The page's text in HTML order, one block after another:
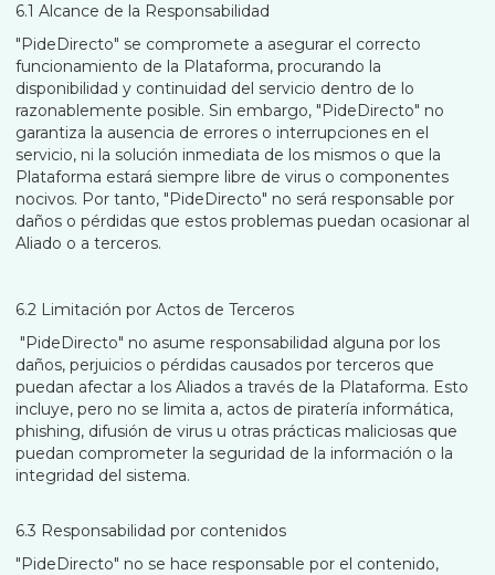
6.1 Alcance de la Responsabilidad
"PideDirecto" se compromete a asegurar el correcto
funcionamiento de la Plataforma, procurando la
disponibilidad y continuidad del servicio dentro de lo
razonablemente posible. Sin embargo, "PideDirecto" no
garantiza la ausencia de errores o interrupciones en el
servicio, ni la solución inmediata de los mismos o que la
Plataforma estará siempre libre de virus o componentes
nocivos. Por tanto, "PideDirecto" no será responsable por
daños o pérdidas que estos problemas puedan ocasionar al
Aliado o a terceros.
6.2 Limitación por Actos de Terceros
"PideDirecto" no asume responsabilidad alguna por los
daños, perjuicios o pérdidas causados por terceros que
puedan afectar a los Aliados a través de la Plataforma. Esto
incluye, pero no se limita a, actos de piratería informática,
phishing, difusión de virus u otras prácticas maliciosas que
puedan comprometer la seguridad de la información o la
integridad del sistema.
6.3 Responsabilidad por contenidos
"PideDirecto" no se hace responsable por el contenido,